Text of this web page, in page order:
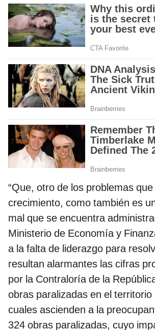
“Que, otro de los problemas
crecimiento, como también es
mal que se encuentra
Ministerio de Economía y
a la falta de liderazgo para
resultan alarmantes las cifras
por la Contraloría de la
obras paralizadas en el territorio
cuales ascienden a la
324 obras paralizadas, cuyo